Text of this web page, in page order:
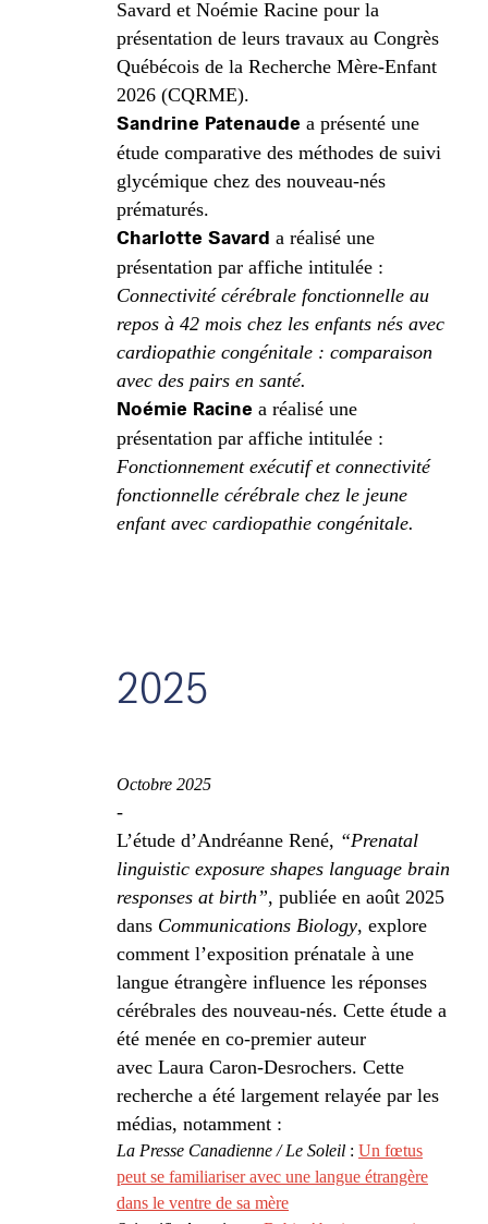
Savard et Noémie Racine pour la
présentation de leurs travaux au Congrès
Québécois de la Recherche Mère-Enfant
2026 (CQRME).
Sandrine Patenaude a présenté une
étude comparative des méthodes de suivi
glycémique chez des nouveau-nés
prématurés.
Charlotte Savard a réalisé une
présentation par affiche intitulée :
Connectivité cérébrale fonctionnelle au
repos à 42 mois chez les enfants nés avec
cardiopathie congénitale : comparaison
avec des pairs en santé.
Noémie Racine a réalisé une
présentation par affiche intitulée :
Fonctionnement exécutif et connectivité
fonctionnelle cérébrale chez le jeune
enfant avec cardiopathie congénitale.
2025
Octobre 2025
-
L’étude d’Andréanne René, “Prenatal
linguistic exposure shapes language brain
responses at birth”, publiée en août 2025
dans Communications Biology, explore
comment l’exposition prénatale à une
langue étrangère influence les réponses
cérébrales des nouveau-nés. Cette étude a
été menée en co‑premier auteur
avec Laura Caron-Desrochers. Cette
recherche a été largement relayée par les
médias, notamment :
La Presse Canadienne / Le Soleil : Un fœtus
peut se familiariser avec une langue étrangère
dans le ventre de sa mère